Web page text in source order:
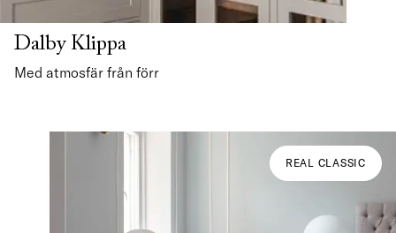
Dalby Klippa
Med atmosfär från förr
REAL CLASSIC